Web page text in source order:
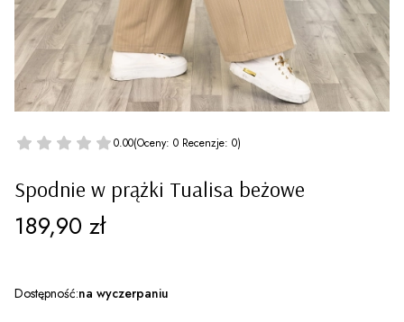
0.00(Oceny: 0 Recenzje: 0)
Spodnie w prążki Tualisa beżowe
Cena
189,90 zł
Dostępność:na wyczerpaniu